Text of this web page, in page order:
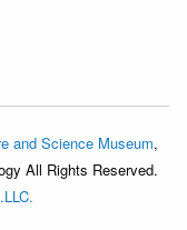
and Science Museum,
All Rights Reserved.